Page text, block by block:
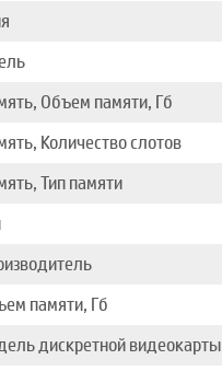
Объем памяти, Гб
Количество слотов
Тип памяти
памяти, Гб
дискретной видеокарты